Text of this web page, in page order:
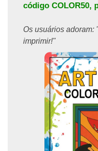
código COLOR50,
Os usuários adoram:
imprimir!"